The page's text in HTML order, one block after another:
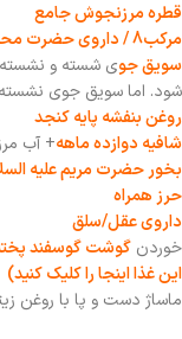
قطره مرزنجوش جامع
مرکب8 / داروی حضرت محمد صل الله و علیه و آله
سویق جوی شسته و
شود. اما سویق جوی
روغن بنفشه پایه کنجد
شافیه دوازده ماهه+ آب
بخور حضرت مریم علیه
حرز همراه
داروی عقل/سلق
خوردن گوشت گوسفند
این غذا اینجا را کلیک کنید)
ماساژ دست و پا با روغن